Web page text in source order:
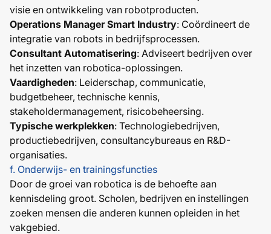
visie en ontwikkeling van robotproducten.
Operations Manager Smart Industry: Coördineert de
integratie van robots in bedrijfsprocessen.
Consultant Automatisering: Adviseert bedrijven over
het inzetten van robotica-oplossingen.
Vaardigheden: Leiderschap, communicatie,
budgetbeheer, technische kennis,
stakeholdermanagement, risicobeheersing.
Typische werkplekken: Technologiebedrijven,
productiebedrijven, consultancybureaus en R&D-
organisaties.
f. Onderwijs- en trainingsfuncties
Door de groei van robotica is de behoefte aan
kennisdeling groot. Scholen, bedrijven en instellingen
zoeken mensen die anderen kunnen opleiden in het
vakgebied.